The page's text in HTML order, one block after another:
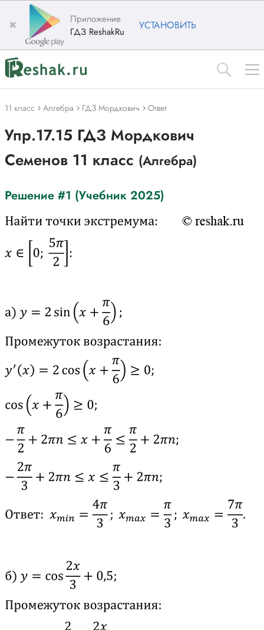
✖
Приложение
ГДЗ ReshakRu
УСТАНОВИТЬ
11 класс Алгебра ГДЗ Мордкович Ответ
Упр.17.15 ГДЗ Мордкович
Семенов 11 класс (Алгебра)
Решение #1 (Учебник 2025)